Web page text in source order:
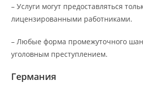
– Услуги могут предоставляться
лицензированными работниками.
– Любые форма промежуточного
уголовным преступлением.
Германия